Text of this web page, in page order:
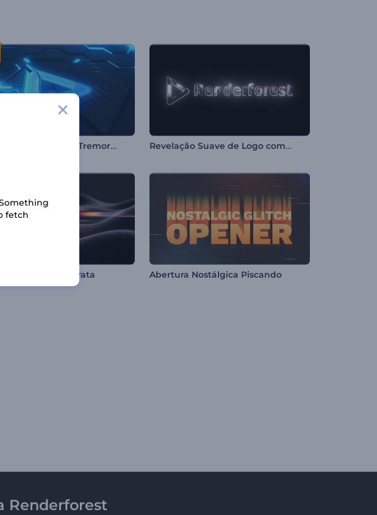
Animação de Logotipo Tremor Neon Revelação Suave de Logo com Luz
Distorção Abstrata Abertura Nostálgica Piscando
Renderforest
fetch